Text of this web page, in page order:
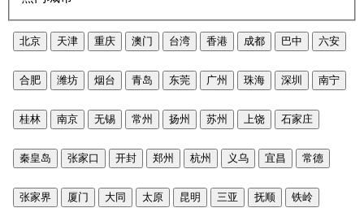
北京 天津 重庆 澳门 台湾 香港 成都 巴中 六安
合肥 潍坊 烟台 青岛 东莞 广州 珠海 深圳 南宁
桂林 南京 无锡 常州 扬州 苏州 上饶 石家庄
秦皇岛 张家口 开封 郑州 杭州 义乌 宜昌 常德
张家界 厦门 大同 太原 昆明 三亚 抚顺 铁岭